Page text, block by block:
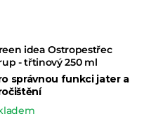
idea Ostropestřec
- třtinový 250 ml
správnou funkci jater a